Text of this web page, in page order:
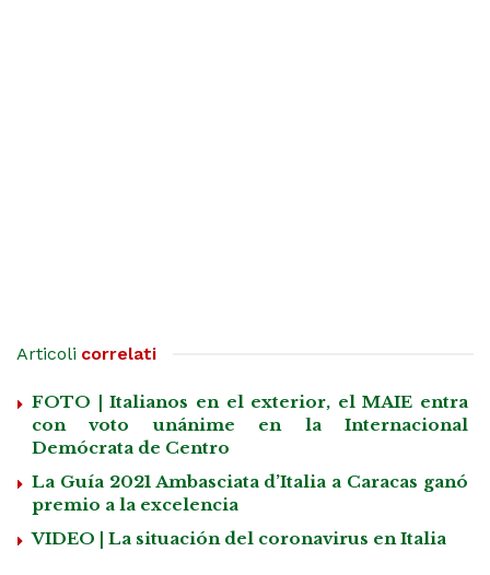
Articoli correlati
FOTO | Italianos en el exterior, el MAIE entra
con voto unánime en la Internacional
Demócrata de Centro
La Guía 2021 Ambasciata d’Italia a Caracas ganó
premio a la excelencia
VIDEO | La situación del coronavirus en Italia